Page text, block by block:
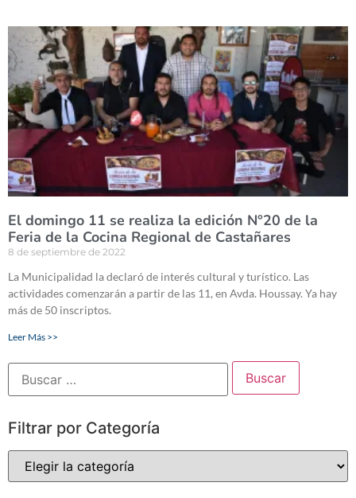
El domingo 11 se realiza la edición N°20 de la
Feria de la Cocina Regional de Castañares
8 de septiembre de 2022
La Municipalidad la declaró de interés cultural y turístico. Las
actividades comenzarán a partir de las 11, en Avda. Houssay. Ya hay
más de 50 inscriptos.
Leer Más >>
Filtrar por Categoría